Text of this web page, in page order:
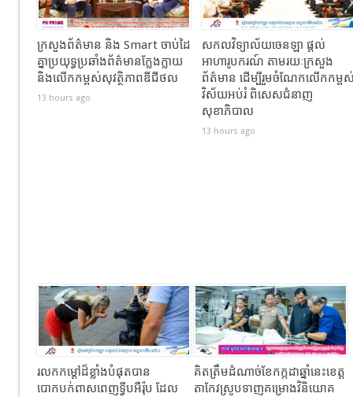
ក្រសួងព័ត៌មាន និង Smart ចាប់ដៃ
គ្នាប្រយុទ្ធប្រឆាំងព័ត៌មានក្លែងក្លាយ
និងលើកកម្ពស់សុវត្ថិភាពឌីជីថល
13 hours ago
សកលវិទ្យាល័យចេនឡា ផ្តល់
អាហារូបករណ៍ តាមរយៈក្រសួង
ព័ត៌មាន ដើម្បីរួមចំណែកលើកកម្ព
វិស័យអប់រំ ពិសេសជំនាញ
សុខាភិបាល
13 hours ago
រលកកម្ដៅដ៏ខ្លាំងបំផុតបាន
បោកបក់ពាសពេញទ្វីបអឺរ៉ុប ដែល
គិតត្រឹមដំណាច់ខែកក្កដាឆ្នាំនេះខេត្ត
តាកែវស្រូបទាញគម្រោងវិនិយោគ